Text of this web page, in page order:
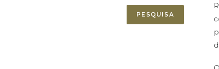
PESQUISA